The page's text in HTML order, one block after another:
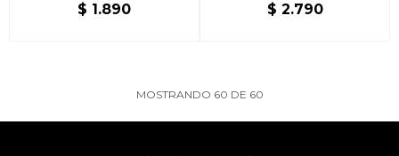
$ 1.890 $ 2.790
MOSTRANDO 60 DE 60